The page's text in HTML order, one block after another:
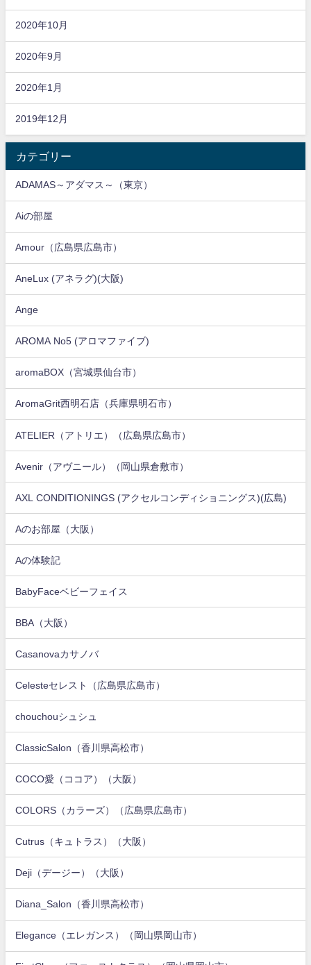
2020年10月
2020年9月
2020年1月
2019年12月
カテゴリー
ADAMAS～アダマス～（東京）
Aiの部屋
Amour（広島県広島市）
AneLux (アネラグ)(大阪)
Ange
AROMA No5 (アロマファイブ)
aromaBOX（宮城県仙台市）
AromaGrit西明石店（兵庫県明石市）
ATELIER（アトリエ）（広島県広島市）
Avenir（アヴニール）（岡山県倉敷市）
AXL CONDITIONINGS (アクセルコンディショニングス)(広島)
Aのお部屋（大阪）
Aの体験記
BabyFaceベビーフェイス
BBA（大阪）
Casanovaカサノバ
Celesteセレスト（広島県広島市）
chouchouシュシュ
ClassicSalon（香川県高松市）
COCO愛（ココア）（大阪）
COLORS（カラーズ）（広島県広島市）
Cutrus（キュトラス）（大阪）
Deji（デージー）（大阪）
Diana_Salon（香川県高松市）
Elegance（エレガンス）（岡山県岡山市）